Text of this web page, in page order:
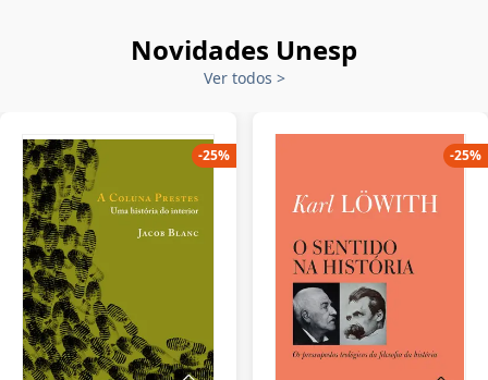
Novidades Unesp
Ver todos >
-25% -25%